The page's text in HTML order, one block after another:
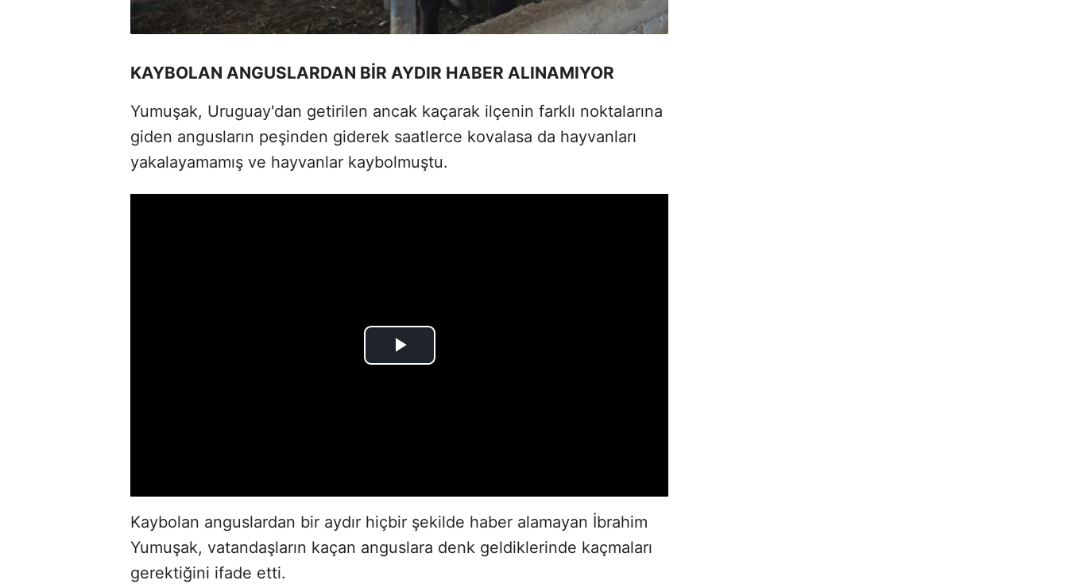
KAYBOLAN ANGUSLARDAN BİR AYDIR HABER ALINAMIYOR
Yumuşak, Uruguay'dan getirilen ancak kaçarak ilçenin farklı noktalarına
giden angusların peşinden giderek saatlerce kovalasa da hayvanları
yakalayamamış ve hayvanlar kaybolmuştu.
Kaybolan anguslardan bir aydır hiçbir şekilde haber alamayan İbrahim
Yumuşak, vatandaşların kaçan anguslara denk geldiklerinde kaçmaları
gerektiğini ifade etti.